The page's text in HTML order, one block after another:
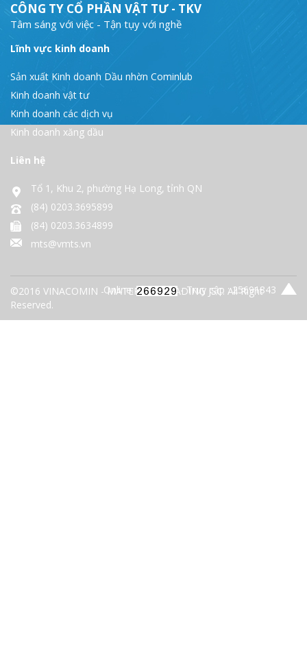
CÔNG TY CỔ PHẦN VẬT TƯ - TKV
Tâm sáng với việc - Tận tụy với nghề
Lĩnh vực kinh doanh
Sản xuất Kinh doanh Dầu nhờn Cominlub
Kinh doanh vật tư
Kinh doanh các dịch vụ
Kinh doanh xăng dầu
Liên hệ
Tổ 1, Khu 2, phường Hạ Long, tỉnh QN
(84) 0203.3695899
(84) 0203.3634899
mts@vmts.vn
©2016 VINACOMIN - MATERIALS TRADING JSC. All Right
Reserved.
Online: - Truy cập : 25691843